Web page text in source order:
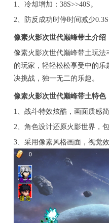
1、冷却增加：38S>>40S。
2、防反成功时停时间减少0.3S
像素火影次世代巅峰带土介绍
像素火影次世代巅峰带土玩
的玩家，轻轻松松享受中的
决挑战，独一无二的乐趣。
像素火影次世代巅峰带土特色
1、战斗特效炫酷，画面质感
2、角色设计还原火影世界，
3、采用像素风格画面，视觉